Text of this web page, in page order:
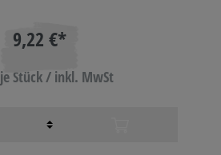
9,22 €*
je Stück / inkl. MwSt